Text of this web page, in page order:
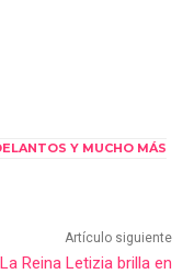
Y MUCHO MÁS
Artículo siguiente
La Reina Letizia brilla en